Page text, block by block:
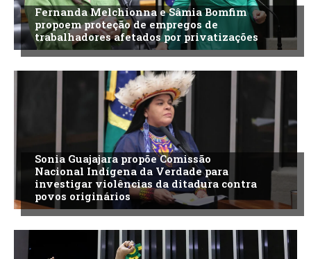
Fernanda Melchionna e Sâmia Bomfim
propoem proteção de empregos de
trabalhadores afetados por privatizações
Sonia Guajajara propõe Comissão
Nacional Indígena da Verdade para
investigar violências da ditadura contra
povos originários